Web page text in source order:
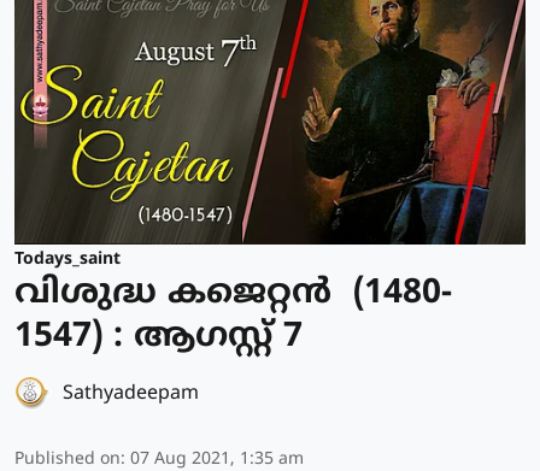
Todays_saint
വിശുദ്ധ കജെറ്റന്‍ (1480-
1547) : ആഗസ്റ്റ് 7
Sathyadeepam
Published on: 07 Aug 2021, 1:35 am